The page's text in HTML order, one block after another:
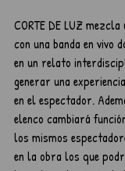
CORTE DE LUZ
con una banda en vivo
en un relato
generar una
en el espectador.
elenco cambiará
los mismos
en la obra los que